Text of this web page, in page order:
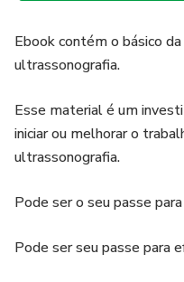
Ebook contém o básico
ultrassonografia.
Esse material é um
iniciar ou melhorar o
ultrassonografia.
Pode ser o seu passe
Pode ser seu passe para